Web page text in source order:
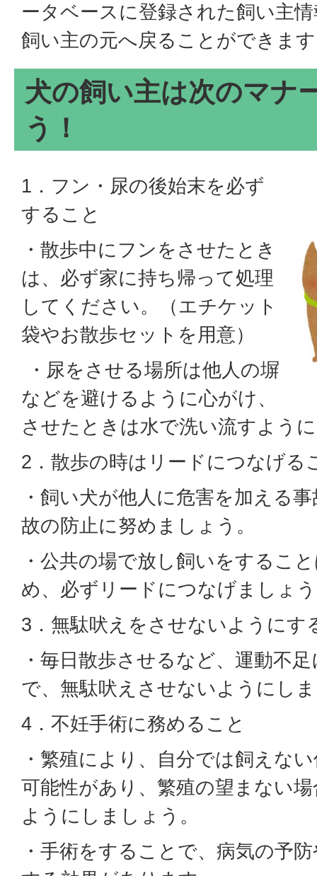
ータベースに登録された飼い主
飼い主の元へ戻ることができま
犬の飼い主は次のマナ
う！
1．フン・尿の後始末を必ず
すること
・散歩中にフンをさせたとき
は、必ず家に持ち帰って処理
してください。（エチケット
袋やお散歩セットを用意）
・尿をさせる場所は他人の塀
などを避けるように心がけ、
させたときは水で洗い流すよう
2．散歩の時はリードにつなげる
・飼い犬が他人に危害を加える
故の防止に努めましょう。
・公共の場で放し飼いをするこ
め、必ずリードにつなげましょ
3．無駄吠えをさせないようにす
・毎日散歩させるなど、運動不
で、無駄吠えさせないようにし
4．不妊手術に務めること
・繁殖により、自分では飼えな
可能性があり、繁殖の望まない
ようにしましょう。
・手術をすることで、病気の予